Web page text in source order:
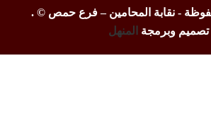
- نقابة المحامين – فرع حمص ©.
تصميم وبرمجة
المنهل